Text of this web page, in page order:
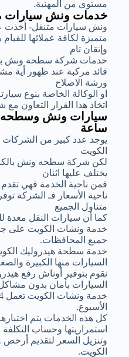
مستوى من المهنية.
خدمات ونش سيارات
ونش سيارات متنقل- أخذت
متميزة لكافة عملائها
وإتقان تام
خدمات شركة سطحه ونش
قائد مركبة عند ظهور أية
ورشة الاصلاح
او الوكالة الخاصة بنوع
اتخاذ هذا القرار
ساعة
يوجد عدد كبير من
الكويت
لكن شركة سطحه ونش
يختلف عليها اثنان
فمن ناحية الخدمة فهي
ناحية الأسعار فـ الشركة
متناول الجميع
كما أن سيارات النقل معدة
خدمة ونشات الكويت على
جميع المحافظات.
خدمة سطحة هيدروليك
السيارات منها الكبيرة
نقوم بتوفير أوناش رفع
السيارات بأمان بدون
الأسبوع.
كل هذه الخدمات يتم
استمراريتها وحساب التكلفة
وتنزيل السعر لتقديم
الكويت.